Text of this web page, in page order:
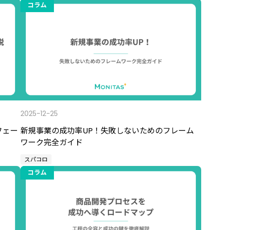
ー
コラム
2025-12-25
新規事業の成功率UP！失敗しないためのフレーム
ワーク完全ガイド
スパコロ
コラム